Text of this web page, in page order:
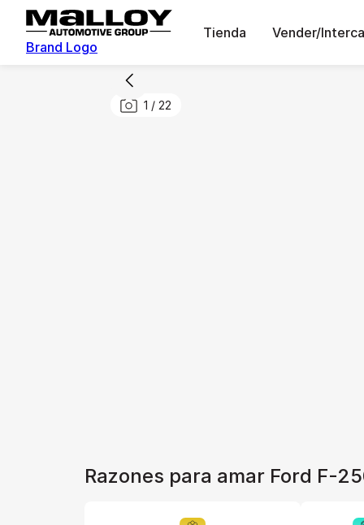
Brand Logo
Tienda Vender/
1 / 22
Razones para amar Ford F-